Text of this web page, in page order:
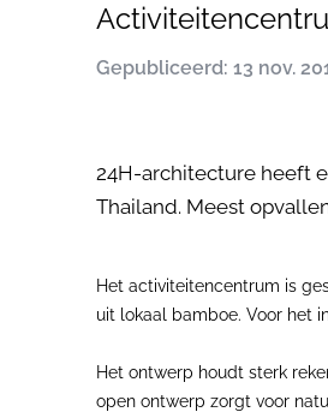
Gepubliceerd: 13 nov.
24H-architecture heeft
Thailand. Meest
Het activiteitencentrum is
uit lokaal bamboe. Voor het
Het ontwerp houdt sterk
open ontwerp zorgt voor